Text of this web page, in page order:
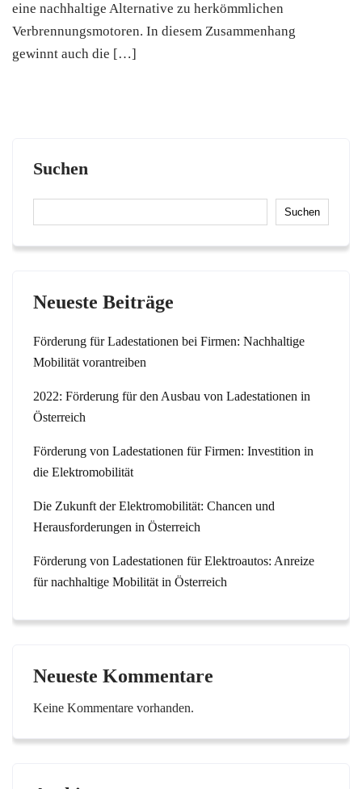
eine nachhaltige Alternative zu herkömmlichen
Verbrennungsmotoren. In diesem Zusammenhang
gewinnt auch die […]
Suchen
Suchen
Neueste Beiträge
Förderung für Ladestationen bei Firmen: Nachhaltige
Mobilität vorantreiben
2022: Förderung für den Ausbau von Ladestationen in
Österreich
Förderung von Ladestationen für Firmen: Investition in
die Elektromobilität
Die Zukunft der Elektromobilität: Chancen und
Herausforderungen in Österreich
Förderung von Ladestationen für Elektroautos: Anreize
für nachhaltige Mobilität in Österreich
Neueste Kommentare
Keine Kommentare vorhanden.